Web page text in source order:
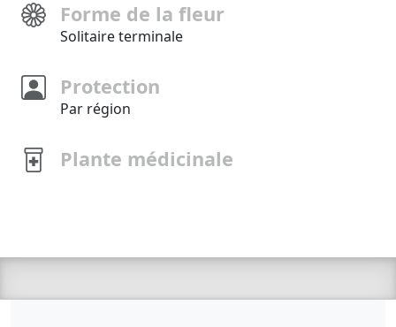
Forme de la fleur
Solitaire terminale
Protection
Par région
Plante médicinale